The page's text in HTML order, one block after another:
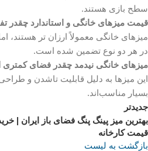
سطح بازی هستند.
قیمت میزهای خانگی و استاندارد چقدر
میزهای خانگی معمولاً ارزان‌ تر هستند،
در هر دو نوع تضمین شده است.
میزهای خانگی نیدمد چقدر فضای کمتری
این میزها به دلیل قابلیت تاشدن و
بسیار مناسب‌اند.
جدیدتر
بهترین میز پینگ پنگ فضای باز ایران |
قیمت کارخانه
بازگشت به لیست